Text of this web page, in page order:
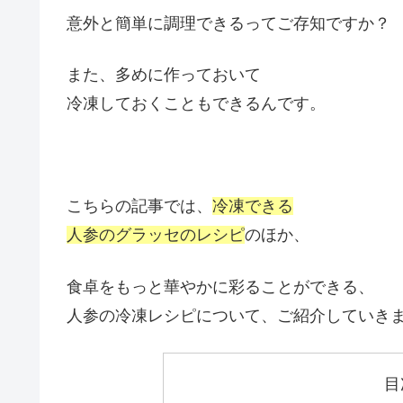
意外と簡単に調理できるってご存知ですか？
また、多めに作っておいて
冷凍しておくこともできるんです。
こちらの記事では、 冷凍できる
人参のグラッセのレシピのほか、
食卓をもっと華やかに彩ることができる、
人参の冷凍レシピについて、ご紹介していきま